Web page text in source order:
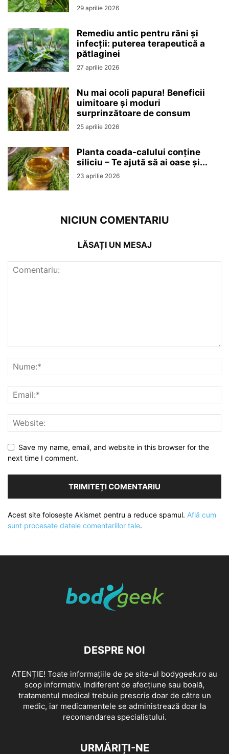
29 aprilie 2026
Remediu antic pentru răni și
infecții: puterea terapeutică a
pătlaginei
27 aprilie 2026
Nu mai ocoli papura! Beneficii
uimitoare și moduri
surprinzătoare de consum
25 aprilie 2026
Planta coada-calului conține
siliciu – Te ajută să ai oase și...
23 aprilie 2026
NICIUN COMENTARIU
LĂSAȚI UN MESAJ
Save my name, email, and website in this browser for the
next time I comment.
Acest site folosește Akismet pentru a reduce spamul. Află cum
sunt procesate datele comentariilor tale.
DESPRE NOI
ATENȚIE! Toate informațiile de pe site-ul bodygeek.ro au
scop informativ. Indiferent de afecțiune sau boală,
tratamentul medical trebuie prescris doar de către un
medic, iar medicamentele se administrează doar la
recomandarea specialistului.
URMĂRIȚI-NE